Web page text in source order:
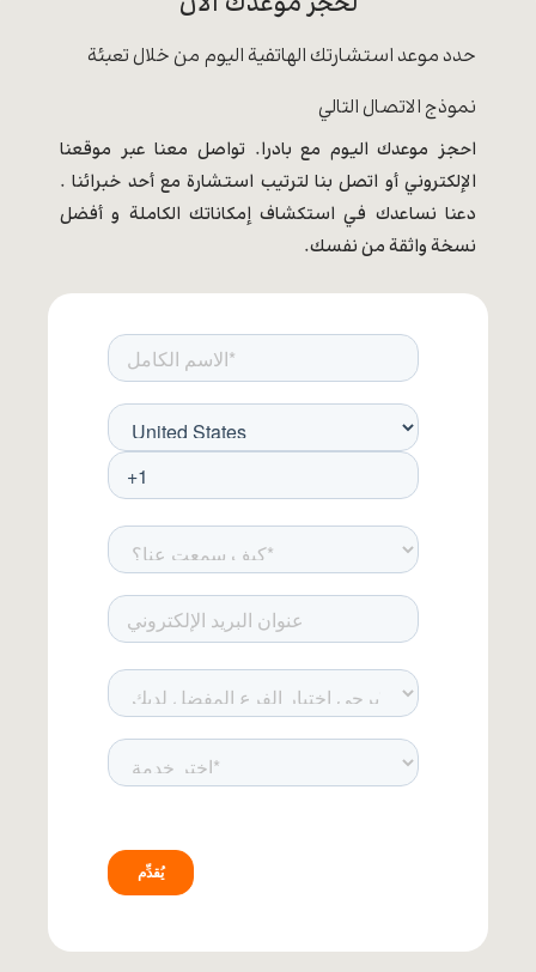
حدد موعد استشارتك الهاتفية اليوم من خلال تعبئة
نموذج الاتصال التالي
احجز موعدك اليوم مع بادرا. تواصل معنا عبر موقعنا
الإلكتروني أو اتصل بنا لترتيب استشارة مع أحد خبرائنا .
دعنا نساعدك في استكشاف إمكاناتك الكاملة و أفضل
نسخة واثقة من نفسك.